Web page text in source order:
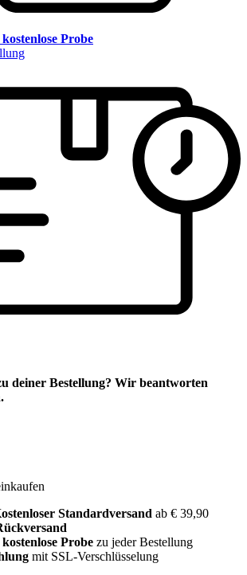
Probe
deiner Bestellung? Wir beantworten
Standardversand ab € 39,90
Probe zu jeder Bestellung
mit SSL-Verschlüsselung